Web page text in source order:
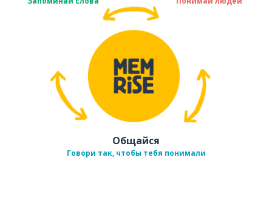
Общайся
Говори так, чтобы тебя понимали